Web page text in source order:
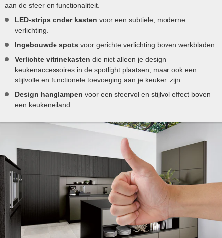
aan de sfeer en functionaliteit.
LED-strips onder kasten voor een subtiele, moderne
verlichting.
Ingebouwde spots voor gerichte verlichting boven werkbladen.
Verlichte vitrinekasten die niet alleen je design
keukenaccessoires in de spotlight plaatsen, maar ook een
stijlvolle en functionele toevoeging aan je keuken zijn.
Design hanglampen voor een sfeervol en stijlvol effect boven
een keukeneiland.